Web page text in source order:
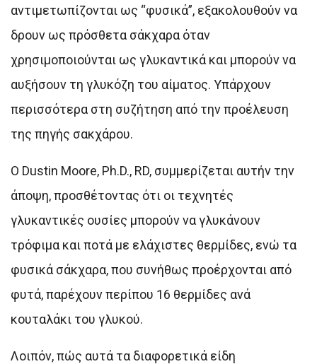
αντιμετωπίζονται ως “φυσικά”, εξακολουθούν να
δρουν ως πρόσθετα σάκχαρα όταν
χρησιμοποιούνται ως γλυκαντικά και μπορούν να
αυξήσουν τη γλυκόζη του αίματος. Υπάρχουν
περισσότερα στη συζήτηση από την προέλευση
της πηγής σακχάρου.
Ο Dustin Moore, Ph.D., RD, συμμερίζεται αυτήν την
άποψη, προσθέτοντας ότι οι τεχνητές
γλυκαντικές ουσίες μπορούν να γλυκάνουν
τρόφιμα και ποτά με ελάχιστες θερμίδες, ενώ τα
φυσικά σάκχαρα, που συνήθως προέρχονται από
φυτά, παρέχουν περίπου 16 θερμίδες ανά
κουταλάκι του γλυκού.
Λοιπόν, πώς αυτά τα διαφορετικά είδη